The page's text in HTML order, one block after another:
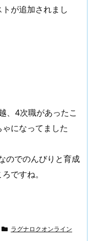
が追加されまし
、4次職があったこ
になってました
のでのんびりと育成
ですね。
ラグナロクオンライン